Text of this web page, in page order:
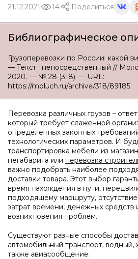
21.12.2021 14 Поделиться
Библиографическое
Грузоперевозки по России: какой
— Текст : непосредственный //
2020. — № 28 (318). — URL:
https://moluch.ru/archive/318/89185.
Перевозка различных грузов –
который требует слаженной
определенных законных
технологических параметров. И
транспортировка мебели из
негабарита или перевозка
важно подобрать наиболее
доставки товара. Этот выбор
время нахождения в пути,
подходящему маршруту,
затрат времени, денежных средств
возникновения проблем.
Существуют разные способы
автомобильный транспорт,
также авиасообщение.